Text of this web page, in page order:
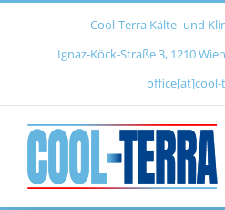
springen
Cool-Terra Kälte- und
Ignaz‑Köck‑Straße 3, 1210
office[at]cool-